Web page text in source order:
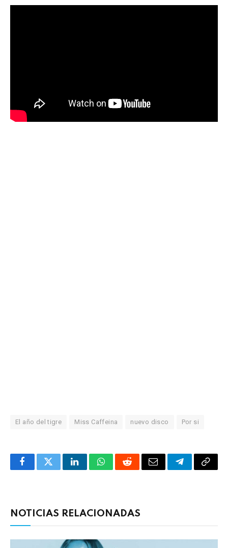
El año del tigre Miss Caffeina nuevo disco Por si
FacebookTwitterLinkedInWhatsAppRedditCorreoTelegrama
NOTICIAS RELACIONADAS